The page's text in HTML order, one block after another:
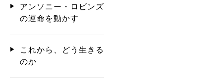
アンソニー・ロビンズ
の運命を動かす
これから、どう生きる
のか